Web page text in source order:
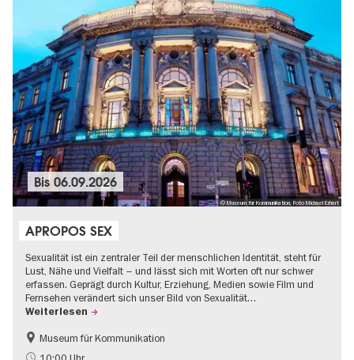
© Museum für Kommunikation, Foto Michael Erhart
Bis06.09.2026
APROPOS SEX
Sexualität ist ein zentraler Teil der menschlichen Identität, steht für
Lust, Nähe und Vielfalt – und lässt sich mit Worten oft nur schwer
erfassen. Geprägt durch Kultur, Erziehung, Medien sowie Film und
Fernsehen verändert sich unser Bild von Sexualität…
Weiterlesen
Politik & Gesellschaft
Teenager
Museum für Kommunikation